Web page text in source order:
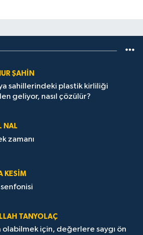
ŞAHIN
sahillerindeki plastik kirliliği
geliyor, nasıl çözülür?
NAL
zamanı
KESİM
TANYOLAÇ
olabilmek için, değerlere saygı ön